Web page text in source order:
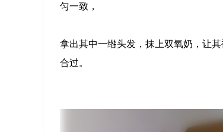
匀一致，
拿出其中一绺头发，抹上双氧奶，让
合过。